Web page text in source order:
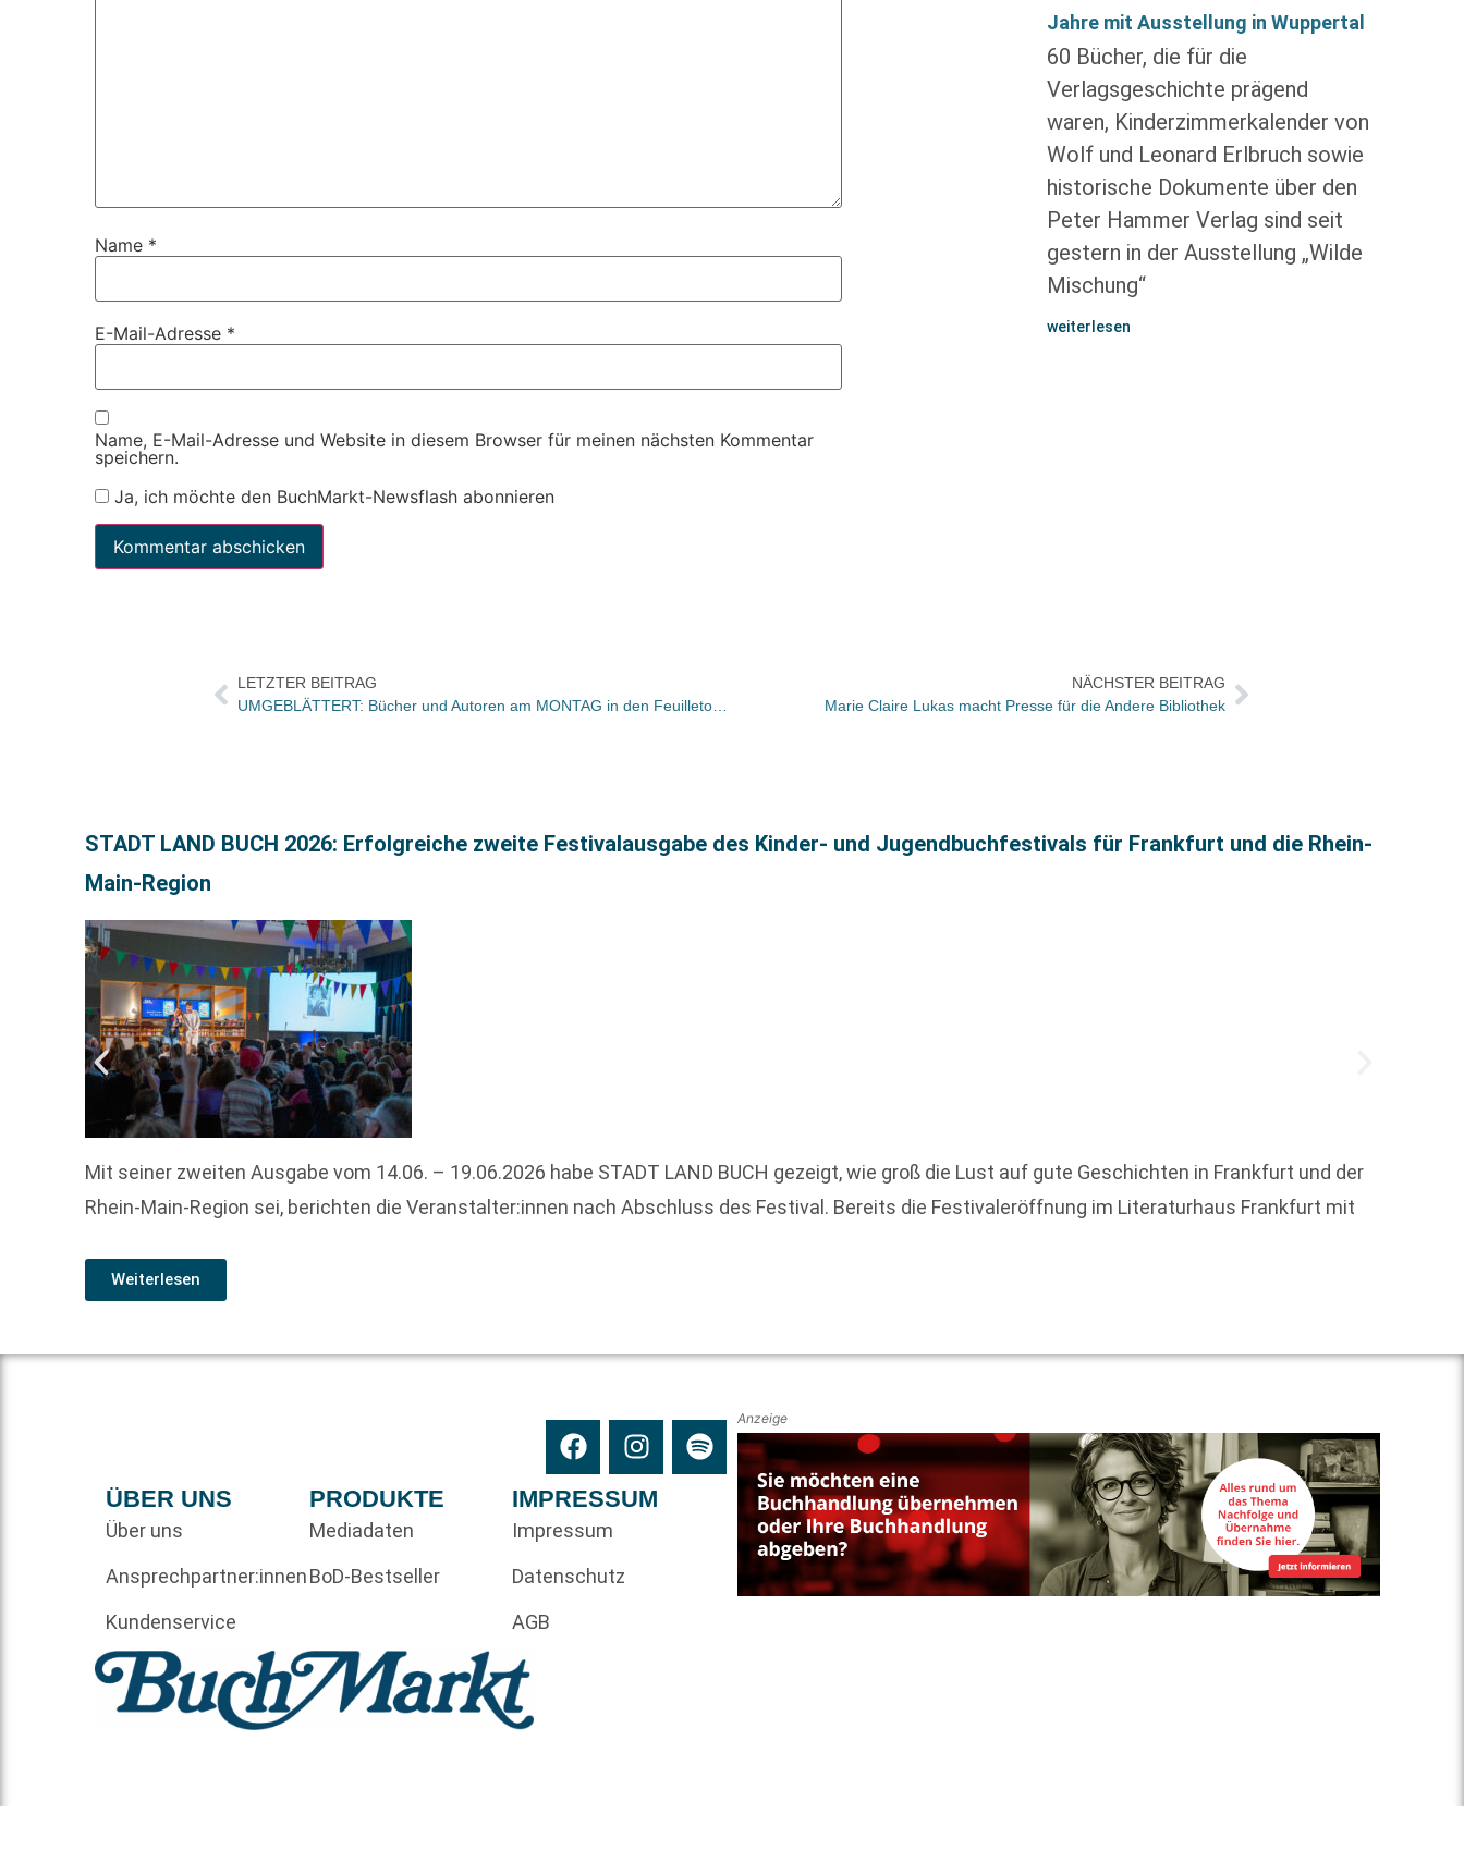
Name *
E-Mail-Adresse *
Name, E-Mail-Adresse und Website in diesem Browser für meinen nächsten Kommentar
speichern.
Ja, ich möchte den BuchMarkt-Newsflash abonnieren
Jahre mit Ausstellung in Wuppertal
60 Bücher, die für die
Verlagsgeschichte prägend
waren, Kinderzimmerkalender von
Wolf und Leonard Erlbruch sowie
historische Dokumente über den
Peter Hammer Verlag sind seit
gestern in der Ausstellung „Wilde
Mischung“
weiterlesen
LETZTER BEITRAG
UMGEBLÄTTERT: Bücher und Autoren am MONTAG in den Feuilletons – und Krimis in der FAZ
NÄCHSTER BEITRAG
Marie Claire Lukas macht Presse für die Andere Bibliothek
STADT LAND BUCH 2026: Erfolgreiche zweite Festivalausgabe des Kinder- und Jugendbuchfestivals für Frankfurt und die Rhein-
Main-Region
Mit seiner zweiten Ausgabe vom 14.06. – 19.06.2026 habe STADT LAND BUCH gezeigt, wie groß die Lust auf gute Geschichten in Frankfurt und der
Rhein-Main-Region sei, berichten die Veranstalter:innen nach Abschluss des Festival. Bereits die Festivaleröffnung im Literaturhaus Frankfurt mit
Weiterlesen
ÜBER UNS
Über uns
Ansprechpartner:innen
Kundenservice
PRODUKTE
Mediadaten
BoD-Bestseller
IMPRESSUM
Impressum
Datenschutz
AGB
Anzeige